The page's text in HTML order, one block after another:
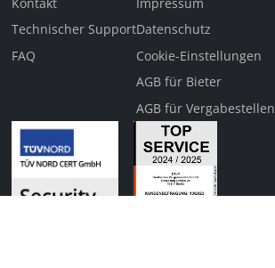
Technischer Support
FAQ
Datenschutz
Cookie-Einstellungen
AGB für Bieter
AGB für Vergabestellen